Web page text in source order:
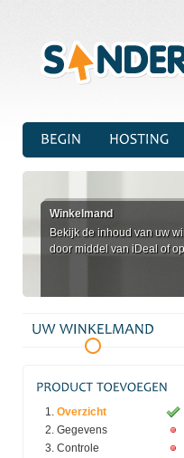
Winkelmand
Bekijk de inhoud van uw
door middel van iDeal of
Overzicht
Gegevens
Controle